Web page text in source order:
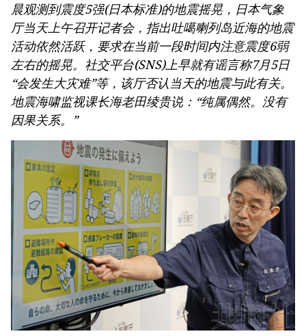
晨观测到震度5强(日本标准)的地震摇晃，日本气象
厅当天上午召开记者会，指出吐噶喇列岛近海的地震
活动依然活跃，要求在当前一段时间内注意震度6弱
左右的摇晃。社交平台(SNS)上早就有谣言称7月5日
“会发生大灾难”等，该厅否认当天的地震与此有关。
地震海啸监视课长海老田绫贵说：“纯属偶然。没有
因果关系。”